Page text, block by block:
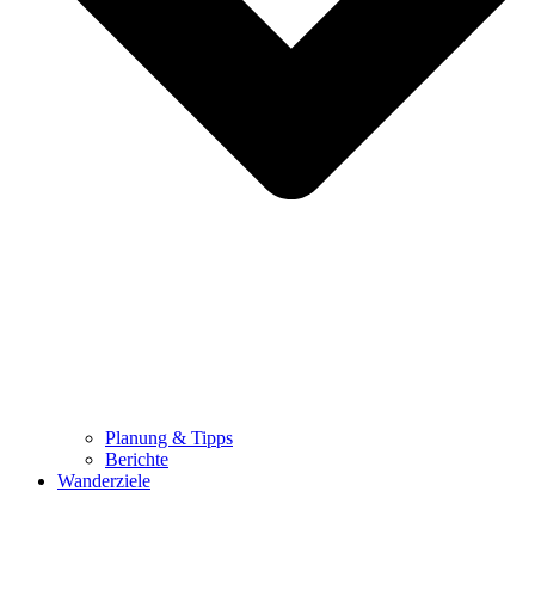
Planung & Tipps
Berichte
Wanderziele